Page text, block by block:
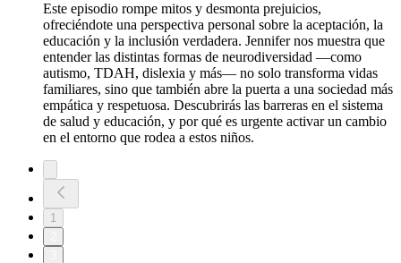
Este episodio rompe mitos y desmonta prejuicios,
ofreciéndote una perspectiva personal sobre la aceptación, la
educación y la inclusión verdadera. Jennifer nos muestra que
entender las distintas formas de neurodiversidad —como
autismo, TDAH, dislexia y más— no solo transforma vidas
familiares, sino que también abre la puerta a una sociedad más
empática y respetuosa. Descubrirás las barreras en el sistema
de salud y educación, y por qué es urgente activar un cambio
en el entorno que rodea a estos niños.
1